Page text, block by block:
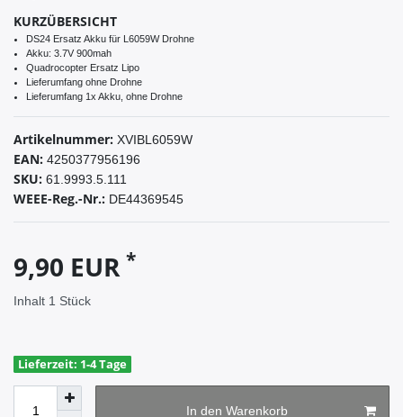
KURZÜBERSICHT
DS24 Ersatz Akku für L6059W Drohne
Akku: 3.7V 900mah
Quadrocopter Ersatz Lipo
Lieferumfang ohne Drohne
Lieferumfang 1x Akku, ohne Drohne
Artikelnummer: XVIBL6059W
EAN: 4250377956196
SKU: 61.9993.5.111
WEEE-Reg.-Nr.: DE44369545
9,90 EUR *
Inhalt 1 Stück
Lieferzeit: 1-4 Tage
In den Warenkorb